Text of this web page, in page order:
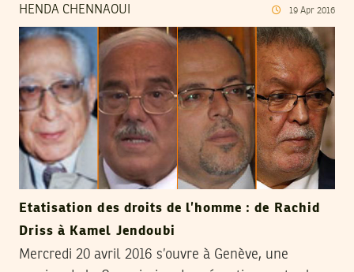
HENDA CHENNAOUI 19 Apr 2016
Etatisation des droits de l’homme : de Rachid
Driss à Kamel Jendoubi
Mercredi 20 avril 2016 s’ouvre à Genève, une